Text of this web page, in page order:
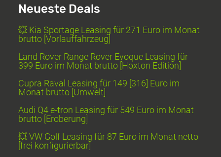
Neueste Deals
💥 Kia Sportage Leasing für 271 Euro im Monat
brutto [Vorlauffahrzeug]
Land Rover Range Rover Evoque Leasing für
399 Euro im Monat brutto [Hoxton Edition]
Cupra Raval Leasing für 149 [316] Euro im
Monat brutto [Umwelt]
Audi Q4 e-tron Leasing für 549 Euro im Monat
brutto [Eroberung]
💥 VW Golf Leasing für 87 Euro im Monat netto
[frei konfigurierbar]